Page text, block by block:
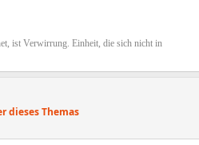
ist Verwirrung. Einheit, die sich nicht in
dieses Themas